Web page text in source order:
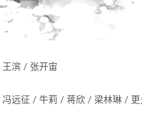
王滨 / 张开宙
冯远征 / 牛莉 / 蒋欣 / 梁林琳 /